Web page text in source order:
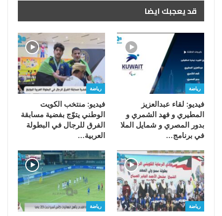
قد يعجبك ايضا
رياضة
فيديو: لقاء عبدالعزيز
المطيري و فهد الشمري و
بدور المصري و شمايل الملا
في برنامج…
رياضة
فيديو: منتخب الكويت
الوطني يتوّج بفضية مسابقة
الفرق للرجال في البطولة
العربية…
رياضة رياضة